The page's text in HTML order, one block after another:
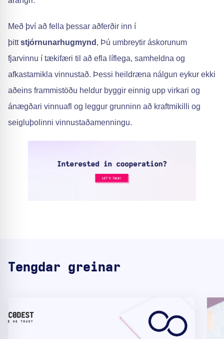
Með því að fella þessar aðferðir inn í
þittstjórnunarhugmynd , Þú umbreytir áskorunum
fjarvinnu í tækifæri til að efla líflega, samheldna og
afkastamikla vinnustað. Þessi heildræna nálgun eykur ekki
aðeins frammistöðu heldur byggir einnig upp virkari og
ánægðari vinnuafl og leggur grunninn að kraftmikilli og
seigluþolinni vinnustaðamenningu.
Tengdar greinar